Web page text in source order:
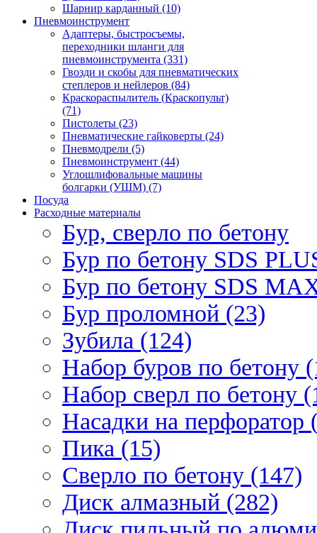
Шарнир карданный (10)
Пневмоинструмент
Адаптеры, быстросъемы,
переходники шланги для
пневмоинструмента (331)
Гвозди и скобы для пневматических
степлеров и нейлеров (84)
Краскораспылитель (Краскопульт)
(71)
Пистолеты (23)
Пневматические гайковерты (24)
Пневмодрели (5)
Пневмоинструмент (44)
Углошлифовальные машины
болгарки (УШМ) (7)
Посуда
Расходные материалы
Бур, сверло по бетону
Бур по бетону SDS
Бур по бетону SDS
Бур проломной (23)
Зубила (124)
Набор буров по бетону
Набор сверл по бетону
Насадки на перфоратор
Пика (15)
Сверло по бетону (147)
Диск алмазный (282)